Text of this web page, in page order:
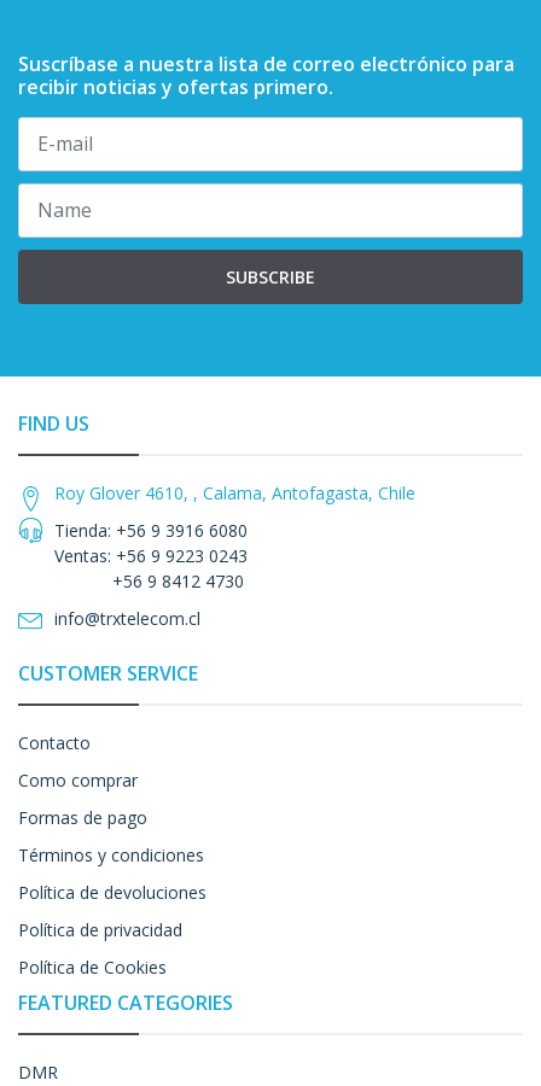
Suscríbase a nuestra lista de correo electrónico para
recibir noticias y ofertas primero.
SUBSCRIBE
FIND US
Roy Glover 4610, , Calama, Antofagasta, Chile
Tienda: +56 9 3916 6080
Ventas: +56 9 9223 0243
+56 9 8412 4730
info@trxtelecom.cl
CUSTOMER SERVICE
Contacto
Como comprar
Formas de pago
Términos y condiciones
Política de devoluciones
Política de privacidad
Política de Cookies
FEATURED CATEGORIES
DMR